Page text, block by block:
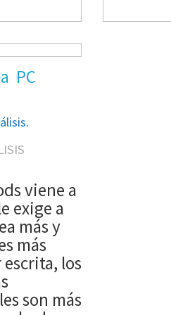
PC
Design
tocar lo
Y al
tan
de los
un
Hall of
PC
viene a
exige a
más y
más
los
son más